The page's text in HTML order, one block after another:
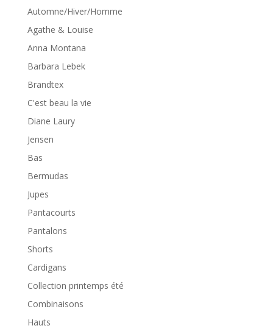
Automne/Hiver/Homme
Agathe & Louise
Anna Montana
Barbara Lebek
Brandtex
C'est beau la vie
Diane Laury
Jensen
Bas
Bermudas
Jupes
Pantacourts
Pantalons
Shorts
Cardigans
Collection printemps été
Combinaisons
Hauts